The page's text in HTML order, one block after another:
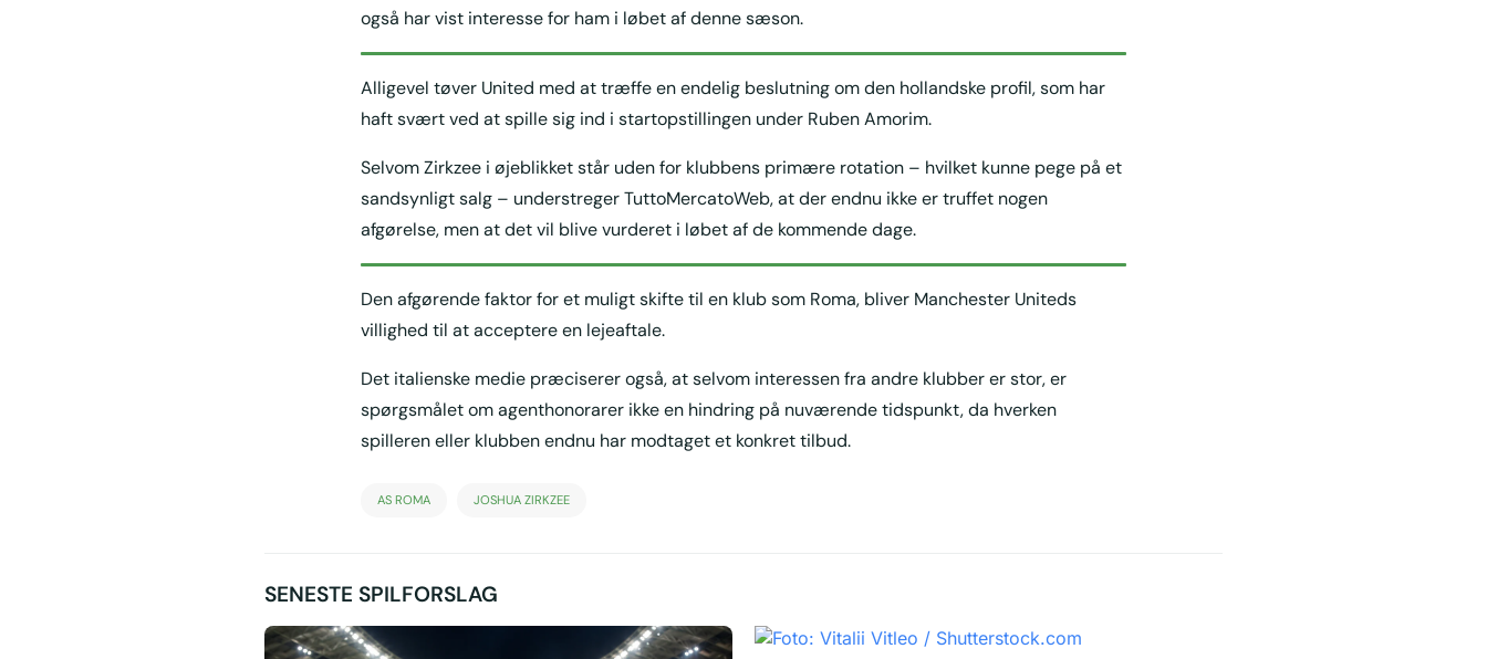
også har vist interesse for ham i løbet af denne sæson.
Alligevel tøver United med at træffe en endelig beslutning om den hollandske profil, som har
haft svært ved at spille sig ind i startopstillingen under Ruben Amorim.
Selvom Zirkzee i øjeblikket står uden for klubbens primære rotation – hvilket kunne pege på et
sandsynligt salg – understreger TuttoMercatoWeb, at der endnu ikke er truffet nogen
afgørelse, men at det vil blive vurderet i løbet af de kommende dage.
Den afgørende faktor for et muligt skifte til en klub som Roma, bliver Manchester Uniteds
villighed til at acceptere en lejeaftale.
Det italienske medie præciserer også, at selvom interessen fra andre klubber er stor, er
spørgsmålet om agenthonorarer ikke en hindring på nuværende tidspunkt, da hverken
spilleren eller klubben endnu har modtaget et konkret tilbud.
AS ROMA JOSHUA ZIRKZEE
SENESTE SPILFORSLAG